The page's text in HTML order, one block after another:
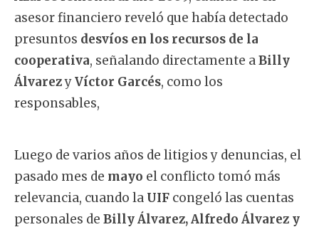
asesor financiero reveló que había detectado
presuntos desvíos en los recursos de la
cooperativa, señalando directamente aBilly
ÁlvarezyVíctor Garcés, como los
responsables,
Luego de varios años de litigios y denuncias, el
pasado mes de mayo el conflicto tomó más
relevancia, cuando la UIF congeló las cuentas
personales de Billy Álvarez, Alfredo Álvarez y